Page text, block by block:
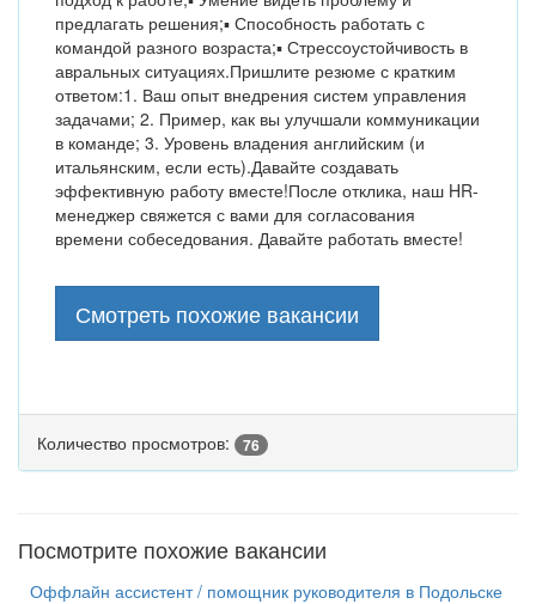
предлагать решения;▪ Способность работать с
командой разного возраста;▪ Стрессоустойчивость в
авральных ситуациях.Пришлите резюме с кратким
ответом:1. Ваш опыт внедрения систем управления
задачами; 2. Пример, как вы улучшали коммуникации
в команде; 3. Уровень владения английским (и
итальянским, если есть).Давайте создавать
эффективную работу вместе!После отклика, наш HR-
менеджер свяжется с вами для согласования
времени собеседования. Давайте работать вместе!
Смотреть похожие вакансии
Количество просмотров: 76
Посмотрите похожие вакансии
Оффлайн ассистент / помощник руководителя в Подольске